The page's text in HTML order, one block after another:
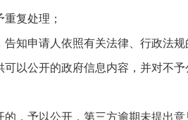
复处理；
知申请人依照有关法律、行政法规
以公开的政府信息内容，并对不予
，予以公开，第三方逾期未提出